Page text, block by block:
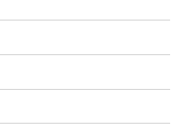
ざいましたら、お申し付けく